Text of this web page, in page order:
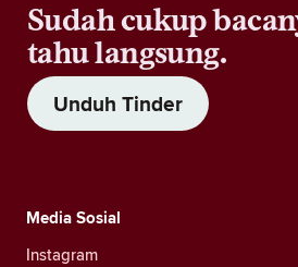
Sudah cukup
tahu langsung.
Unduh Tinder
Media Sosial
Instagram